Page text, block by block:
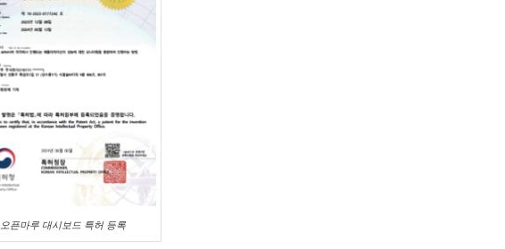
오픈마루 대시보드 특허 등록